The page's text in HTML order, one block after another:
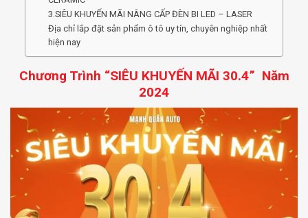
3.SIÊU KHUYẾN MÃI NÂNG CẤP ĐÈN BI LED – LASER
Địa chỉ lắp đặt sản phẩm ô tô uy tín, chuyên nghiệp nhất
hiện nay
Chương Trình “SIÊU KHUYẾN MÃI 30.4” Năm
2024